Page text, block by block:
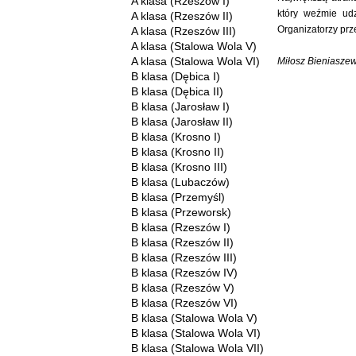
A klasa (Rzeszów II)
A klasa (Rzeszów III)
A klasa (Stalowa Wola V)
A klasa (Stalowa Wola VI)
B klasa (Dębica I)
B klasa (Dębica II)
B klasa (Jarosław I)
B klasa (Jarosław II)
B klasa (Krosno I)
B klasa (Krosno II)
B klasa (Krosno III)
B klasa (Lubaczów)
B klasa (Przemyśl)
B klasa (Przeworsk)
B klasa (Rzeszów I)
B klasa (Rzeszów II)
B klasa (Rzeszów III)
B klasa (Rzeszów IV)
B klasa (Rzeszów V)
B klasa (Rzeszów VI)
B klasa (Stalowa Wola V)
B klasa (Stalowa Wola VI)
B klasa (Stalowa Wola VII)
który weźmie
Organizatorzy
Miłosz